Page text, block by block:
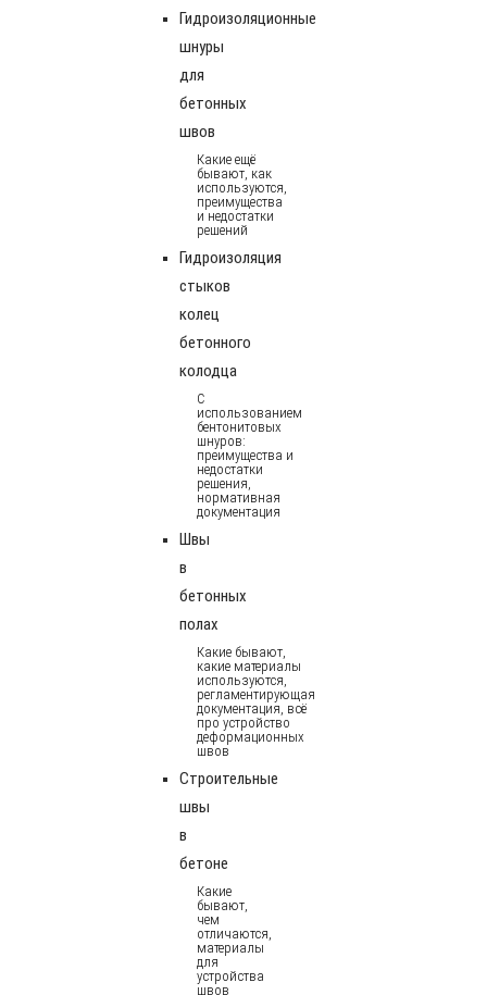
Гидроизоляционные
шнуры
для
бетонных
швов
Какие ещё
бывают, как
используются,
преимущества
и недостатки
решений
Гидроизоляция
стыков
колец
бетонного
колодца
С
использованием
бентонитовых
шнуров:
преимущества и
недостатки
решения,
нормативная
документация
Швы
в
бетонных
полах
Какие бывают,
какие материалы
используются,
регламентирующая
документация, всё
про устройство
деформационных
швов
Строительные
швы
в
бетоне
Какие
бывают,
чем
отличаются,
материалы
для
устройства
швов